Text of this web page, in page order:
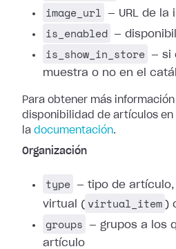
image_url — URL de la
is_enabled —
is_show_in_store
— si
muestra o no en el
Para obtener más
disponibilidad de artículos en
la documentación.
Organización
type
— tipo de
virtual ( virtual_item )
groups
— grupos a los
artículo